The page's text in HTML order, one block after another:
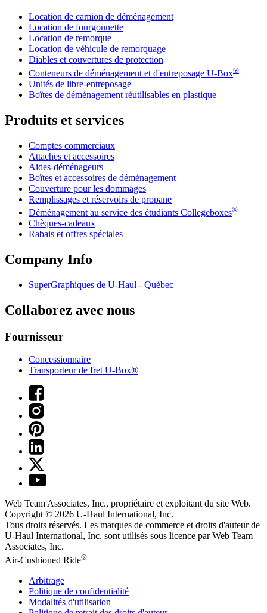
Location de camion de déménagement
Location de fourgonnette
Location de remorque
Location de véhicule de remorquage
Diables et couvertures de protection
Conteneurs de déménagement et d'entreposage U-Box®
Unités de libre-entreposage
Boîtes de déménagement réutilisables en plastique
Produits et services
Comptes commerciaux
Attaches et accessoires
Aides-déménageurs
Boîtes et accessoires de déménagement
Couverture pour les dommages
Remplissages et réservoirs de propane
Déménagement au service des étudiants Collegeboxes®
Chèques-cadeaux
Rabais et offres spéciales
Company Info
SuperGraphiques de U-Haul - Québec
Collaborez avec nous
Fournisseur
Concessionnaire
Transporteur de fret U-Box®
Web Team Associates, Inc., propriétaire et exploitant du site Web.
Copyright © 2026 U-Haul International, Inc.
Tous droits réservés. Les marques de commerce et droits d'auteur de
U-Haul International, Inc. sont utilisés sous licence par Web Team
Associates, Inc.
Air-Cushioned Ride®
Arbitrage
Politique de confidentialité
Modalités d'utilisation